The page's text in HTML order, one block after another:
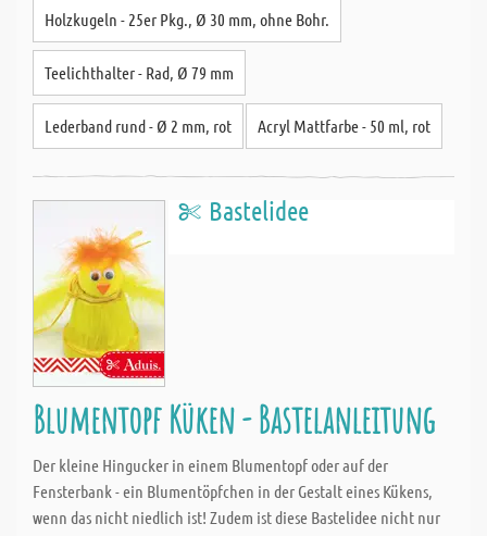
Holzkugeln - 25er Pkg., Ø 30 mm, ohne Bohr.
Teelichthalter - Rad, Ø 79 mm
Lederband rund - Ø 2 mm, rot Acryl Mattfarbe - 50 ml, rot
Bastelidee
Blumentopf Küken - Bastelanleitung
Der kleine Hingucker in einem Blumentopf oder auf der
Fensterbank - ein Blumentöpfchen in der Gestalt eines Kükens,
wenn das nicht niedlich ist! Zudem ist diese Bastelidee nicht nur